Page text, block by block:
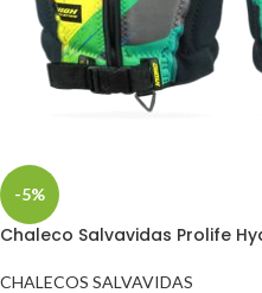
-5%
Chaleco Salvavidas Prolife
CHALECOS SALVAVIDAS